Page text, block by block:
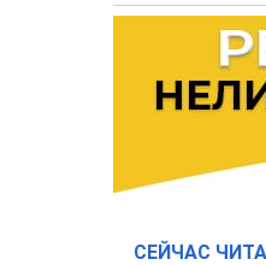
СЕЙЧАС